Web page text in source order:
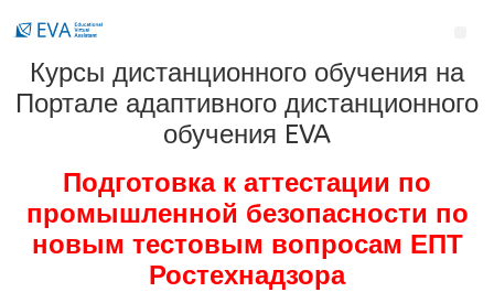
Курсы дистанционного обучения на
Портале адаптивного дистанционного
обучения EVA
Подготовка к аттестации по
промышленной безопасности по
новым тестовым вопросам ЕПТ
Ростехнадзора